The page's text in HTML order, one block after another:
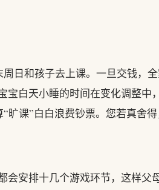
日和孩子去上课。一旦交钱，
宝白天小睡的时间在变化调整中
课”白白浪费钞票。您若真舍得
会安排十几个游戏环节，这样父